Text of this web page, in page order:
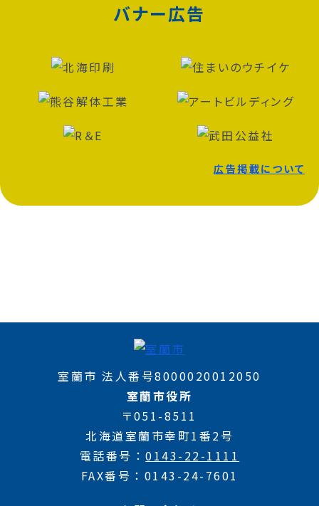
バナー広告
広告掲載について
室蘭市 法人番号8000020012050
室蘭市役所
〒051-8511
北海道室蘭市幸町1番2号
電話番号
0143-22-1111
FAX番号
0143-24-7601